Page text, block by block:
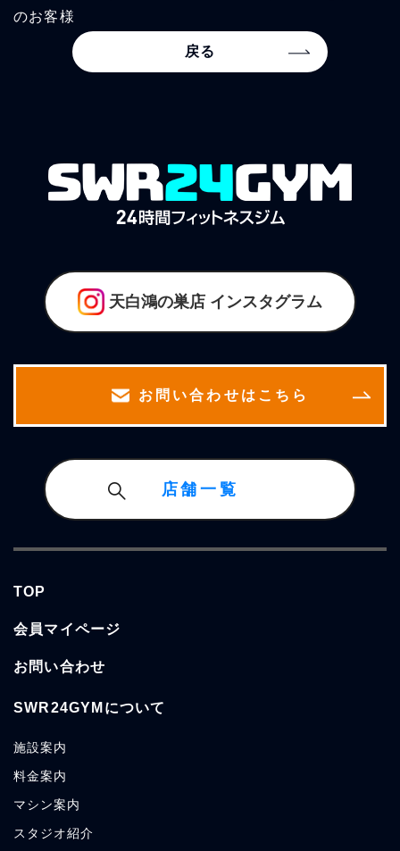
のお客様
戻る
天白鴻の巣店 インスタグラム
お問い合わせはこちら
店舗一覧
TOP
会員マイページ
お問い合わせ
SWR24GYMについて
施設案内
料金案内
マシン案内
スタジオ紹介